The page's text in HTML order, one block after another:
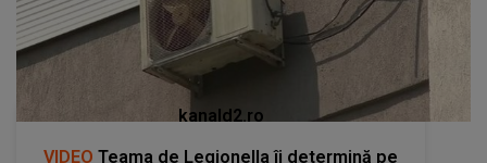
kanald2.ro
VIDEO Teama de Legionella îi determină pe